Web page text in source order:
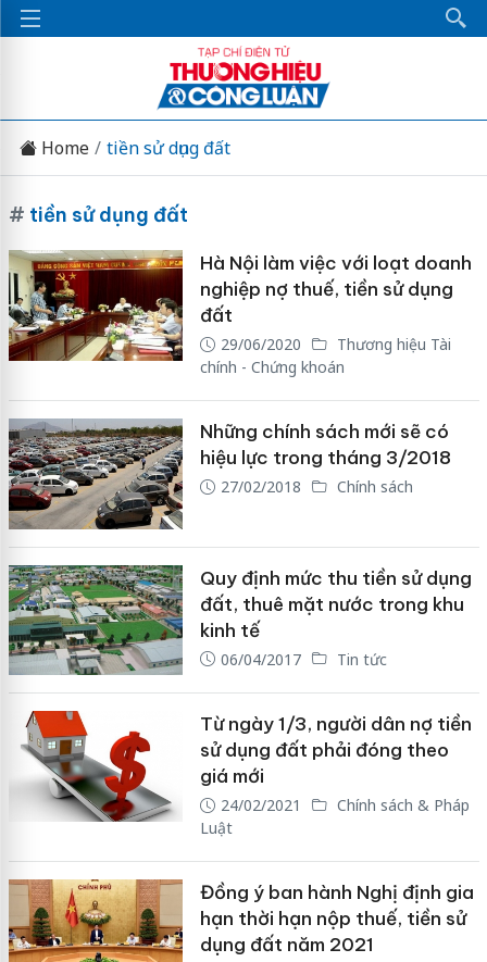
Home tiền sử dụng đất
# tiền sử dụng đất
Hà Nội làm việc với loạt doanh
nghiệp nợ thuế, tiền sử dụng
đất
29/06/2020
Thương hiệu Tài
chính - Chứng khoán
Những chính sách mới sẽ có
hiệu lực trong tháng 3/2018
27/02/2018 Chính sách
Quy định mức thu tiền sử dụng
đất, thuê mặt nước trong khu
kinh tế
06/04/2017 Tin tức
Từ ngày 1/3, người dân nợ tiền
sử dụng đất phải đóng theo
giá mới
24/02/2021
Chính sách & Pháp
Luật
Đồng ý ban hành Nghị định gia
hạn thời hạn nộp thuế, tiền sử
dụng đất năm 2021